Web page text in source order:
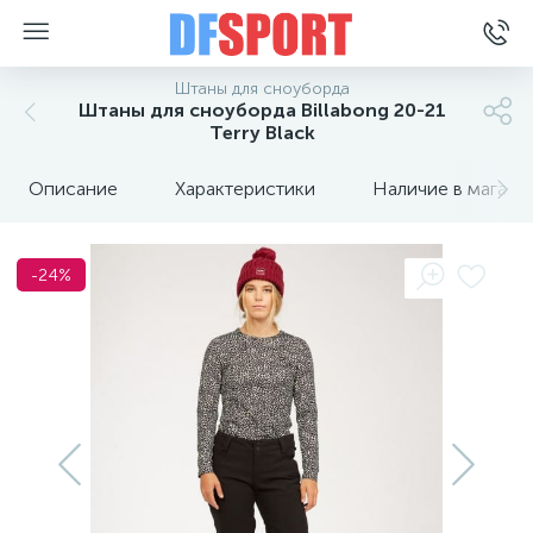
Штаны для сноуборда
Штаны для сноуборда Billabong 20-21
Terry Black
Описание Характеристики Наличие в
-24%